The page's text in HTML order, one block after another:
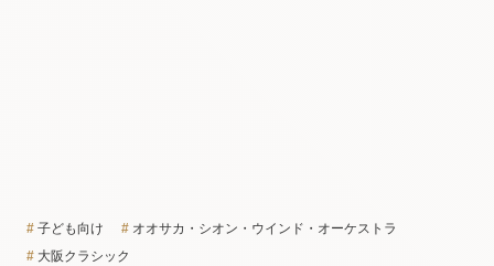
子ども向け
オオサカ・シオン・ウインド・オーケストラ
大阪クラシック